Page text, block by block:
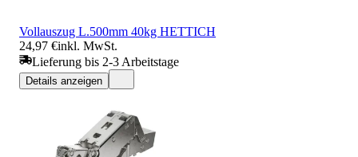
Vollauszug L.500mm 40kg HETTICH
24,97 €inkl. MwSt.
Lieferung bis 2-3 Arbeitstage
Details anzeigen